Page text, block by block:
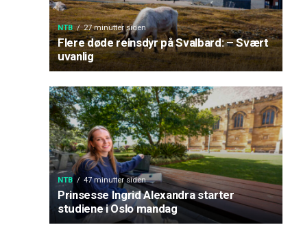
NTB 27 minutter siden
Flere døde reinsdyr på Svalbard: – Svært
uvanlig
NTB 47 minutter siden
Prinsesse Ingrid Alexandra starter
studiene i Oslo mandag